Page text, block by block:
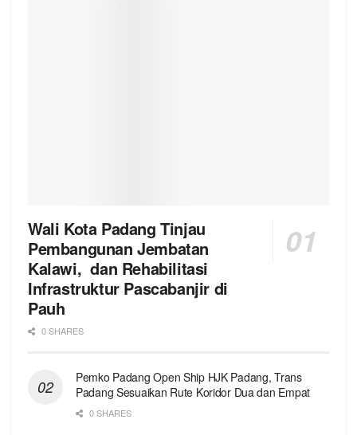
Wali Kota Padang Tinjau
Pembangunan Jembatan
Kalawi, dan Rehabilitasi
Infrastruktur Pascabanjir di
Pauh
0 SHARES
Pemko Padang Open Ship HJK Padang, Trans
Padang Sesuaikan Rute Koridor Dua dan Empat
0 SHARES